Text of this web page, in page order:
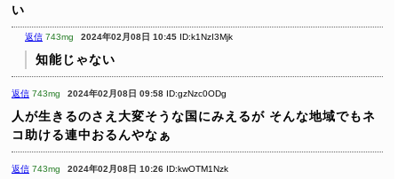
い
返信 743mg 2024年02月08日 10:45 ID:k1NzI3Mjk
知能じゃない
返信 743mg 2024年02月08日 09:58 ID:gzNzc0ODg
人が生きるのさえ大変そうな国にみえるが そんな地域でもネ
コ助ける連中おるんやなぁ
返信 743mg 2024年02月08日 10:26 ID:kwOTM1Nzk